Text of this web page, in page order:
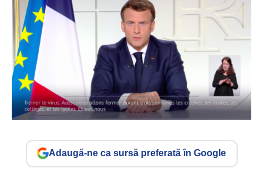
Adaugă-ne ca sursă preferată în Google